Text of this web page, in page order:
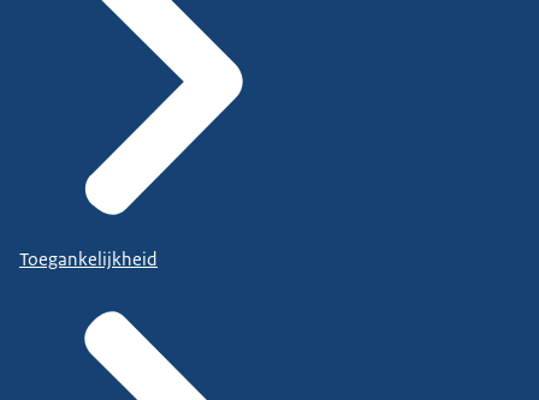
Toegankelijkheid